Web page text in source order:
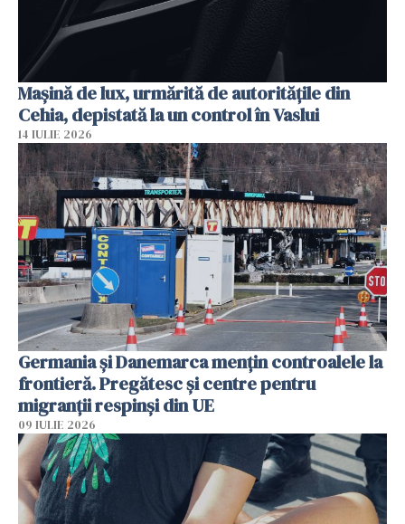
Mașină de lux, urmărită de autoritățile din
Cehia, depistată la un control în Vaslui
14 IULIE 2026
Germania și Danemarca mențin controalele la
frontieră. Pregătesc și centre pentru
migranții respinși din UE
09 IULIE 2026